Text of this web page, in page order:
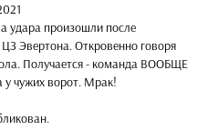
удара произошли после
Эвертона. Откровенно говоря
Получается - команда ВООБЩЕ
чужих ворот. Мрак!